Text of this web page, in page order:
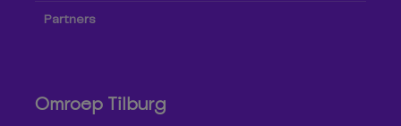
Partners
Omroep Tilburg